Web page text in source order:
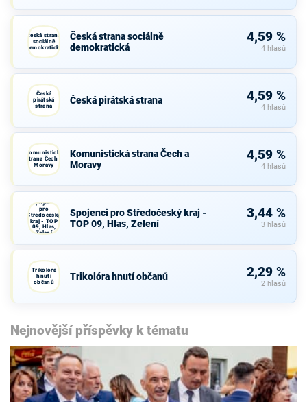
Česká strana
sociálně
demokratická
Česká strana sociálně
demokratická
4,59 %
4 hlasů
Česká
pirátská
strana
Česká pirátská strana 4,59 %
4 hlasů
Komunistická
strana Čech a
Moravy
Komunistická strana Čech a
Moravy
4,59 %
4 hlasů
Spojenci
pro
Středočeský
kraj - TOP
09, Hlas,
Zelení
Spojenci pro Středočeský kraj -
TOP 09, Hlas, Zelení
3,44 %
3 hlasů
Trikolóra
hnutí
občanů
Trikolóra hnutí občanů 2,29 %
2 hlasů
Nejnovější příspěvky k tématu